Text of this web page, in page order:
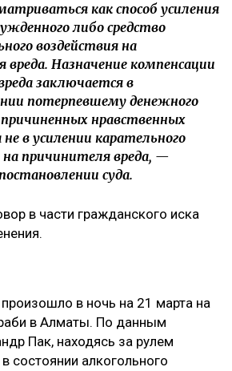
как способ усиления
либо средство
воздействия на
вреда. Назначение компенсации
заключается в
потерпевшему денежного
нравственных
в усилении карательного
на причинителя вреда, —
суда.
в части гражданского иска
в ночь на 21 марта на
в Алматы. По данным
Пак, находясь за рулем
состоянии алкогольного